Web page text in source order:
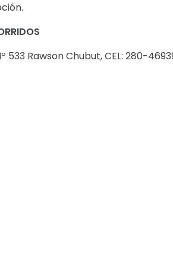
533 Rawson Chubut, CEL: 280-